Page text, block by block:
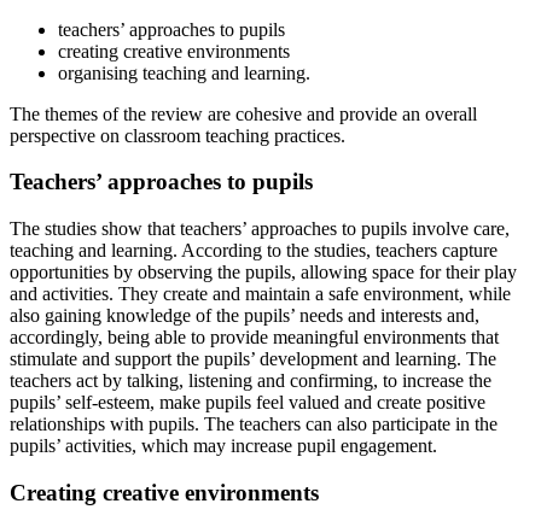
teachers’ approaches to pupils
creating creative environments
organising teaching and learning.
The themes of the review are cohesive and provide an overall
perspective on classroom teaching practices.
Teachers’ approaches to pupils
The studies show that teachers’ approaches to pupils involve care,
teaching and learning. According to the studies, teachers capture
opportunities by observing the pupils, allowing space for their play
and activities. They create and maintain a safe environment, while
also gaining knowledge of the pupils’ needs and interests and,
accordingly, being able to provide meaningful environments that
stimulate and support the pupils’ development and learning. The
teachers act by talking, listening and confirming, to increase the
pupils’ self-esteem, make pupils feel valued and create positive
relationships with pupils. The teachers can also participate in the
pupils’ activities, which may increase pupil engagement.
Creating creative environments